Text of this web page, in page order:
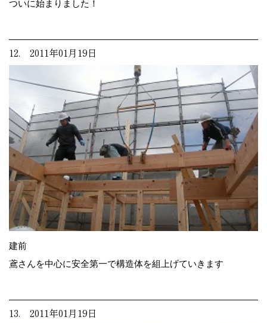
ついに始まりました！
12. 2011年01月19日
建前
鳶さんを中心に安全第一で構造体を組上げていきます
13. 2011年01月19日